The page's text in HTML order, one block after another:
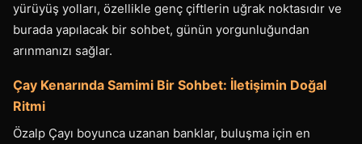
yürüyüş yolları, özellikle genç çiftlerin uğrak noktasıdır ve
burada yapılacak bir sohbet, günün yorgunluğundan
arınmanızı sağlar.
Çay Kenarında Samimi Bir Sohbet: İletişimin Doğal
Ritmi
Özalp Çayı boyunca uzanan banklar, buluşma için en